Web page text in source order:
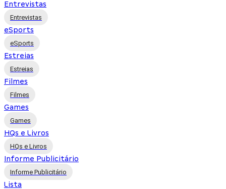
Entrevistas
Entrevistas
eSports
eSports
Estreias
Estreias
Filmes
Filmes
Games
Games
HQs e Livros
HQs e Livros
Informe Publicitário
Informe Publicitário
Lista